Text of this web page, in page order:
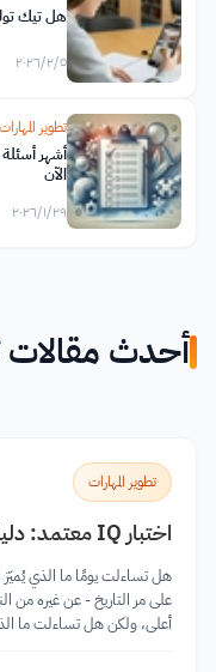
هل تيك
٥‏/٢‏/٢٠٢٦
تطوير المهارات
أشهر
الآن
٢٩‏/١‏/٢٠٢٦
أحدث مقالات
تطوير المهارات
اختبار IQ معتمد: دليل شامل لفهم تقييم الذكاء
هل تساءلت يومًا ما الذي
على مر التاريخ - عن غيره من
أعلى، ولكن هل تساءلت ما